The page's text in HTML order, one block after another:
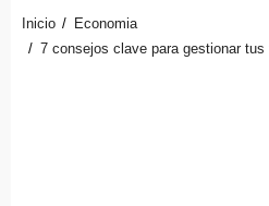
Inicio
Economia
7 consejos clave para gestionar